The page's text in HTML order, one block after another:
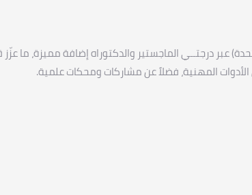
درجتــي الماجستير والدكتوراه إضافة مميزة، ما
المهنية، فضلاً عن مشاركات ومحكات علمية.